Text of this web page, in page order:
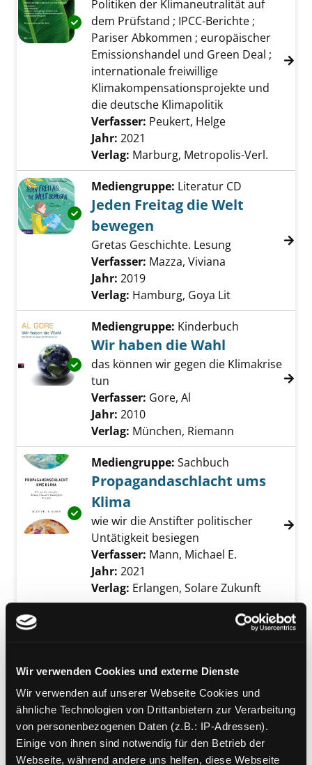
Wir verwenden Cookies und externe Dienste
Wir verwenden auf unserer Webseite Cookies und
ähnliche Technologien von Drittanbietern zur Verarbeitung
von personenbezogenen Daten (z.B.: IP-Adressen).
Einige von ihnen sind notwendig für den Betrieb der
Webseite, während andere uns helfen, diese Webseite
Exemplar-Details von Klimaneutralität jetzt!
Politiken der Klimaneutralität auf
dem Prüfstand ; IPCC-Berichte ;
Pariser Abkommen ; europäischer
Emissionshandel und Green Deal ;
internationale freiwillige
Klimakompensationsprojekte und
die deutsche Klimapolitik
Verfasser: Peukert, Helge
Jahr: 2021
Verlag: Marburg, Metropolis-Verl.
Exemplar-Details von Jeden Freitag die Welt
Mediengruppe: Literatur CD
Jeden Freitag die Welt
bewegen
Gretas Geschichte. Lesung
Verfasser: Mazza, Viviana
Jahr: 2019
Verlag: Hamburg, Goya Lit
Exemplar-Details von Wir haben die Wahl
Mediengruppe: Kinderbuch
Wir haben die Wahl
das können wir gegen die Klimakrise
tun
Verfasser: Gore, Al
Jahr: 2010
Verlag: München, Riemann
Exemplar-Details von Propagandaschlacht
Mediengruppe: Sachbuch
Propagandaschlacht ums
Klima
wie wir die Anstifter politischer
Untätigkeit besiegen
Verfasser: Mann, Michael E.
Jahr: 2021
Verlag: Erlangen, Solare Zukunft
Exemplar-Details von Globaler
Globaler Klimanotstand
System an seine Grenzen stößt
Verfasser: Maxton, Graeme; Urner,
Maren ;Austen, FelixSuche nach diesem
Jahr:2020
Verlag:Grünwald, Komplett-Media